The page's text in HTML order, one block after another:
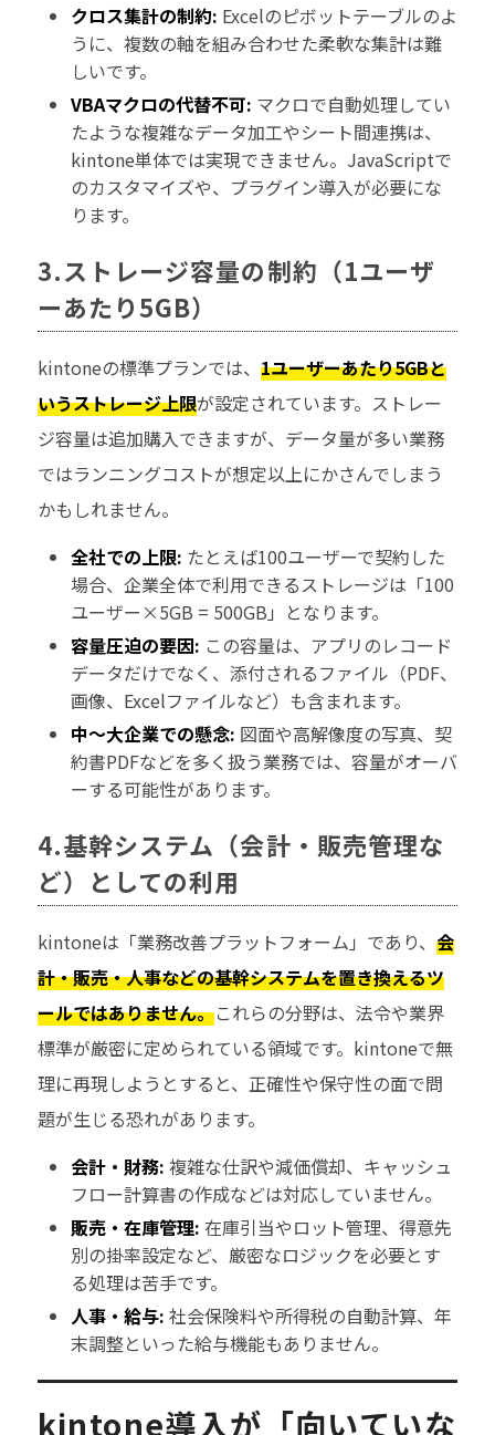
クロス集計の制約: Excelのピボットテーブルのよ
うに、複数の軸を組み合わせた柔軟な集計は難
しいです。
VBAマクロの代替不可: マクロで自動処理してい
たような複雑なデータ加工やシート間連携は、
kintone単体では実現できません。JavaScriptで
のカスタマイズや、プラグイン導入が必要にな
ります。
3.ストレージ容量の制約（1ユーザ
ーあたり5GB）
kintoneの標準プランでは、 1ユーザーあたり5GBと
いうストレージ上限が設定されています。ストレー
ジ容量は追加購入できますが、データ量が多い業務
ではランニングコストが想定以上にかさんでしまう
かもしれません。
全社での上限: たとえば100ユーザーで契約した
場合、企業全体で利用できるストレージは「100
ユーザー×5GB = 500GB」となります。
容量圧迫の要因: この容量は、アプリのレコード
データだけでなく、添付されるファイル（PDF、
画像、Excelファイルなど）も含まれます。
中〜大企業での懸念: 図面や高解像度の写真、契
約書PDFなどを多く扱う業務では、容量がオーバ
ーする可能性があります。
4.基幹システム（会計・販売管理な
ど）としての利用
kintoneは「業務改善プラットフォーム」であり、 会
計・販売・人事などの基幹システムを置き換えるツ
ールではありません。これらの分野は、法令や業界
標準が厳密に定められている領域です。kintoneで無
理に再現しようとすると、正確性や保守性の面で問
題が生じる恐れがあります。
会計・財務: 複雑な仕訳や減価償却、キャッシュ
フロー計算書の作成などは対応していません。
販売・在庫管理: 在庫引当やロット管理、得意先
別の掛率設定など、厳密なロジックを必要とす
る処理は苦手です。
人事・給与: 社会保険料や所得税の自動計算、年
末調整といった給与機能もありません。
kintone導入が「向いていな